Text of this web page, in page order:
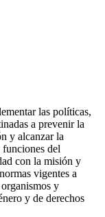
las políticas,
a prevenir la
y alcanzar la
funciones del
con la misión y
vigentes a
y
y de derechos